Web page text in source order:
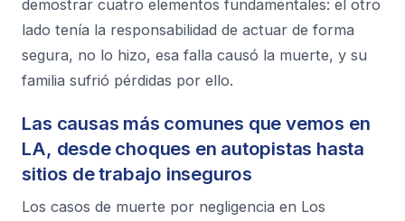
demostrar cuatro elementos fundamentales: el otro
lado tenía la responsabilidad de actuar de forma
segura, no lo hizo, esa falla causó la muerte, y su
familia sufrió pérdidas por ello.
Las causas más comunes que vemos en
LA, desde choques en autopistas hasta
sitios de trabajo inseguros
Los casos de muerte por negligencia en Los